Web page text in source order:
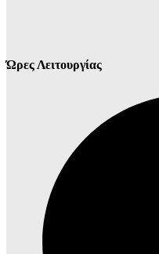
Ώρες Λειτουργίας